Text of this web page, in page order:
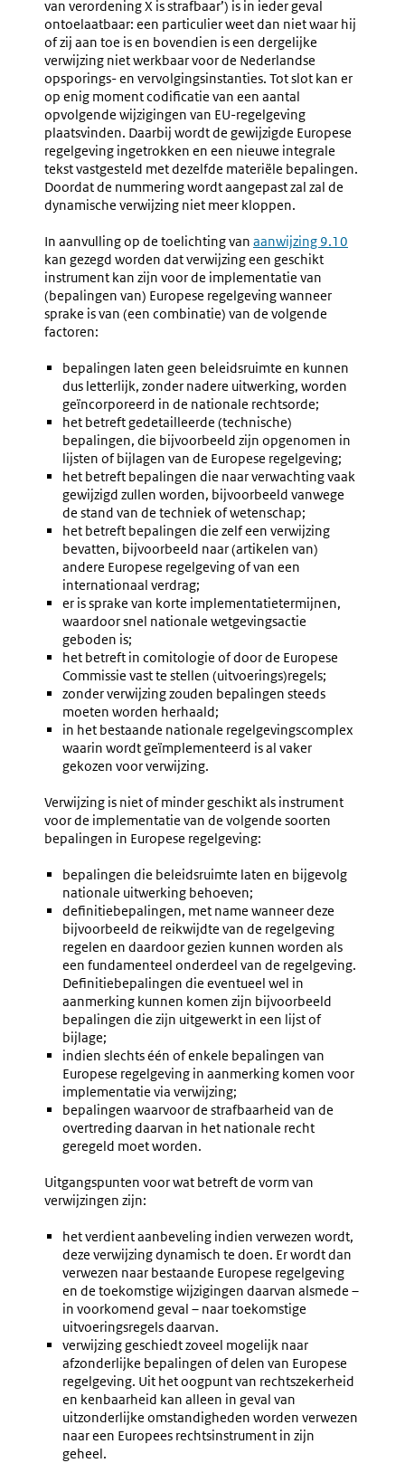
van verordening X is strafbaar’) is in ieder geval
ontoelaatbaar: een particulier weet dan niet waar hij
of zij aan toe is en bovendien is een dergelijke
verwijzing niet werkbaar voor de Nederlandse
opsporings- en vervolgingsinstanties. Tot slot kan er
op enig moment codificatie van een aantal
opvolgende wijzigingen van EU-regelgeving
plaatsvinden. Daarbij wordt de gewijzigde Europese
regelgeving ingetrokken en een nieuwe integrale
tekst vastgesteld met dezelfde materiële bepalingen.
Doordat de nummering wordt aangepast zal zal de
dynamische verwijzing niet meer kloppen.
In aanvulling op de toelichting van aanwijzing 9.10
kan gezegd worden dat verwijzing een geschikt
instrument kan zijn voor de implementatie van
(bepalingen van) Europese regelgeving wanneer
sprake is van (een combinatie) van de volgende
factoren:
bepalingen laten geen beleidsruimte en kunnen
dus letterlijk, zonder nadere uitwerking, worden
geïncorporeerd in de nationale rechtsorde;
het betreft gedetailleerde (technische)
bepalingen, die bijvoorbeeld zijn opgenomen in
lijsten of bijlagen van de Europese regelgeving;
het betreft bepalingen die naar verwachting vaak
gewijzigd zullen worden, bijvoorbeeld vanwege
de stand van de techniek of wetenschap;
het betreft bepalingen die zelf een verwijzing
bevatten, bijvoorbeeld naar (artikelen van)
andere Europese regelgeving of van een
internationaal verdrag;
er is sprake van korte implementatietermijnen,
waardoor snel nationale wetgevingsactie
geboden is;
het betreft in comitologie of door de Europese
Commissie vast te stellen (uitvoerings)regels;
zonder verwijzing zouden bepalingen steeds
moeten worden herhaald;
in het bestaande nationale regelgevingscomplex
waarin wordt geïmplementeerd is al vaker
gekozen voor verwijzing.
Verwijzing is niet of minder geschikt als instrument
voor de implementatie van de volgende soorten
bepalingen in Europese regelgeving:
bepalingen die beleidsruimte laten en bijgevolg
nationale uitwerking behoeven;
definitiebepalingen, met name wanneer deze
bijvoorbeeld de reikwijdte van de regelgeving
regelen en daardoor gezien kunnen worden als
een fundamenteel onderdeel van de regelgeving.
Definitiebepalingen die eventueel wel in
aanmerking kunnen komen zijn bijvoorbeeld
bepalingen die zijn uitgewerkt in een lijst of
bijlage;
indien slechts één of enkele bepalingen van
Europese regelgeving in aanmerking komen voor
implementatie via verwijzing;
bepalingen waarvoor de strafbaarheid van de
overtreding daarvan in het nationale recht
geregeld moet worden.
Uitgangspunten voor wat betreft de vorm van
verwijzingen zijn:
het verdient aanbeveling indien verwezen wordt,
deze verwijzing dynamisch te doen. Er wordt dan
verwezen naar bestaande Europese regelgeving
en de toekomstige wijzigingen daarvan alsmede –
in voorkomend geval – naar toekomstige
uitvoeringsregels daarvan.
verwijzing geschiedt zoveel mogelijk naar
afzonderlijke bepalingen of delen van Europese
regelgeving. Uit het oogpunt van rechtszekerheid
en kenbaarheid kan alleen in geval van
uitzonderlijke omstandigheden worden verwezen
naar een Europees rechtsinstrument in zijn
geheel.